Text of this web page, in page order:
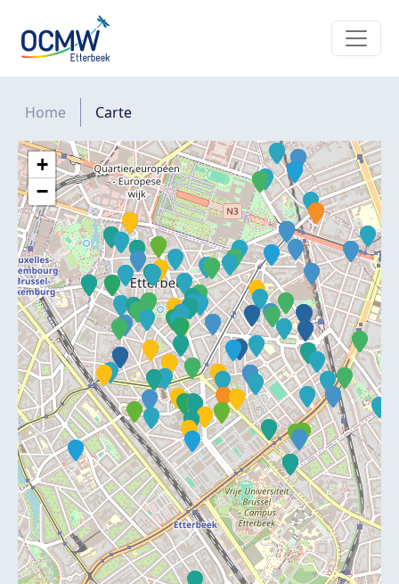
Kruimelpad
Home Carte
+
−